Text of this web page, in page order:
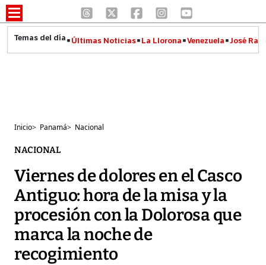
Últimas Noticias La Llorona Venezuela José
Inicio> Panamá> Nacional
NACIONAL
Viernes de dolores en el Casco
Antiguo: hora de la misa y la
procesión con la Dolorosa que
marca la noche de
recogimiento